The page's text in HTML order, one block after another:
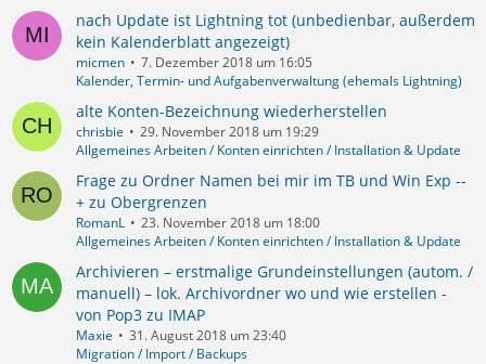
nach Update ist Lightning tot (unbedienbar, außerdem
kein Kalenderblatt angezeigt)
micmen
7. Dezember 2018 um 16:05
Kalender, Termin- und Aufgabenverwaltung (ehemals Lightning)
alte Konten-Bezeichnung wiederherstellen
chrisbie
29. November 2018 um 19:29
Allgemeines Arbeiten / Konten einrichten / Installation & Update
Frage zu Ordner Namen bei mir im TB und Win Exp --
+ zu Obergrenzen
RomanL
23. November 2018 um 18:00
Allgemeines Arbeiten / Konten einrichten / Installation & Update
Archivieren – erstmalige Grundeinstellungen (autom. /
manuell) – lok. Archivordner wo und wie erstellen -
von Pop3 zu IMAP
Maxie
31. August 2018 um 23:40
Migration / Import / Backups